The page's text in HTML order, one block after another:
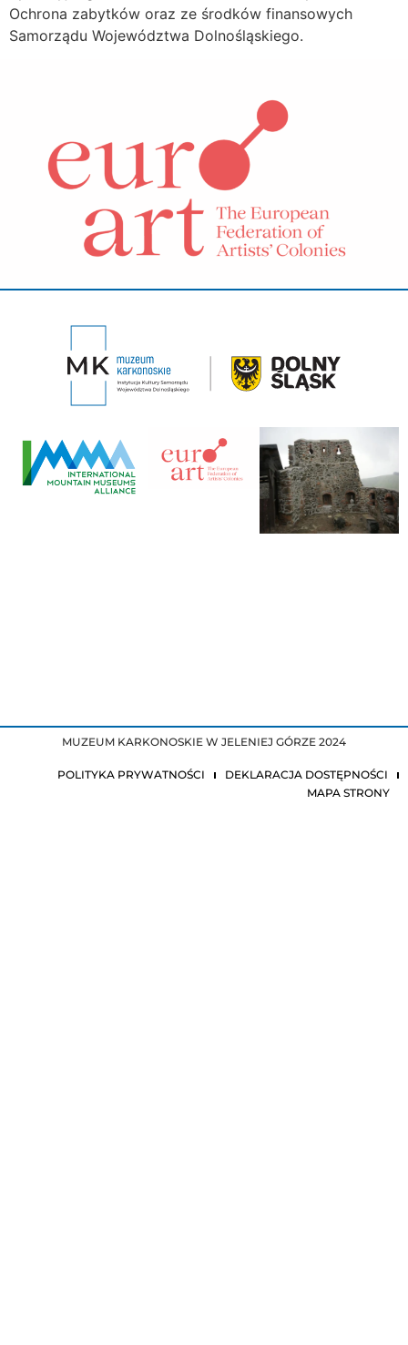
Ochrona zabytków oraz ze środków finansowych
Samorządu Województwa Dolnośląskiego.
MUZEUM KARKONOSKIE W JELENIEJ GÓRZE 2024
POLITYKA PRYWATNOŚCI
DEKLARACJA DOSTĘPNOŚCI
MAPA STRONY